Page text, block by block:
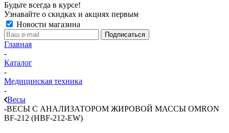
Будьте всегда в курсе!
Узнавайте о скидках и акциях первым
Новости магазина
Главная
-
Каталог
-
Медицинская техника
-
Весы
-ВЕСЫ С АНАЛИЗАТОРОМ ЖИРОВОЙ МАССЫ OMRON
BF-212 (HBF-212-EW)